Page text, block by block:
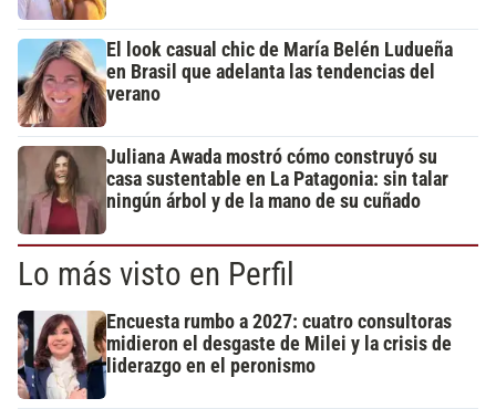
El look casual chic de María Belén Ludueña
en Brasil que adelanta las tendencias del
verano
Juliana Awada mostró cómo construyó su
casa sustentable en La Patagonia: sin talar
ningún árbol y de la mano de su cuñado
Lo más visto en Perfil
Encuesta rumbo a 2027: cuatro consultoras
midieron el desgaste de Milei y la crisis de
liderazgo en el peronismo